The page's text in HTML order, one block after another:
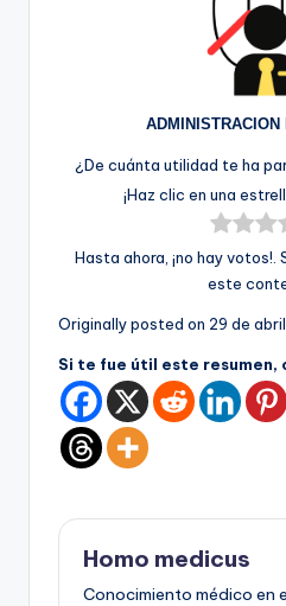
ADMINISTRACION
¿De cuánta utilidad te ha
¡Haz clic en una
Hasta ahora, ¡no hay votos!.
este
Originally posted on 29 de
Si te fue útil este
Homo medicus
Conocimiento médico en